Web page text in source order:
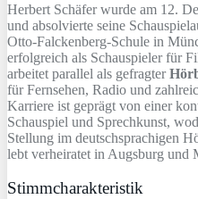
Herbert Schäfer wurde am 12.
und absolvierte seine
Otto-Falckenberg-Schule in
erfolgreich als Schauspieler für
arbeitet parallel als gefragter
für Fernsehen, Radio und
Karriere ist geprägt von einer
Schauspiel und Sprechkunst,
Stellung im deutschsprachigen
lebt verheiratet in Augsburg und
Stimmcharakteristik